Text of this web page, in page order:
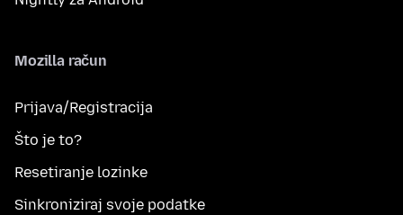
Mozilla račun
Prijava/Registracija
Što je to?
Resetiranje lozinke
Sinkroniziraj svoje podatke